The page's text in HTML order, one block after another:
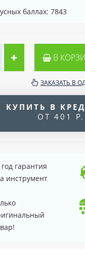
баллах: 7843
В
ЗАКАЗАТЬ В
КУПИТЬ В
ОТ 401
год гарантия
инструмент